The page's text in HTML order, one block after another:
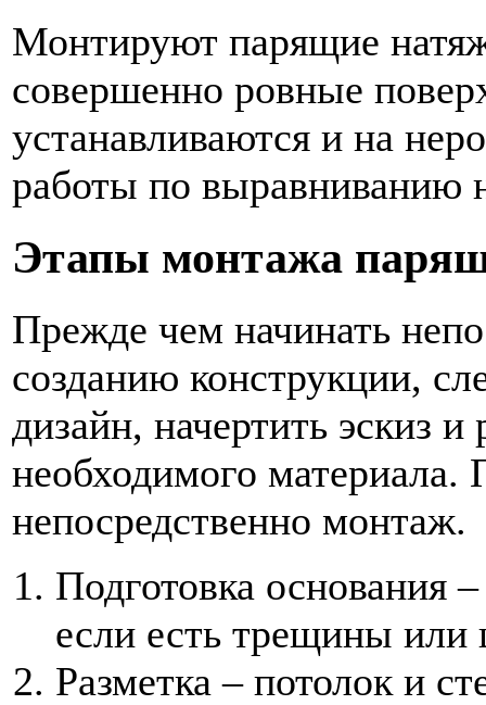
Монтируют парящие
совершенно ровные
устанавливаются и на
работы по выравниванию
Этапы монтажа
Прежде чем начинать
созданию конструкции,
дизайн, начертить эскиз и
необходимого материала.
непосредственно монтаж.
Подготовка основания
если есть трещины или
Разметка – потолок и